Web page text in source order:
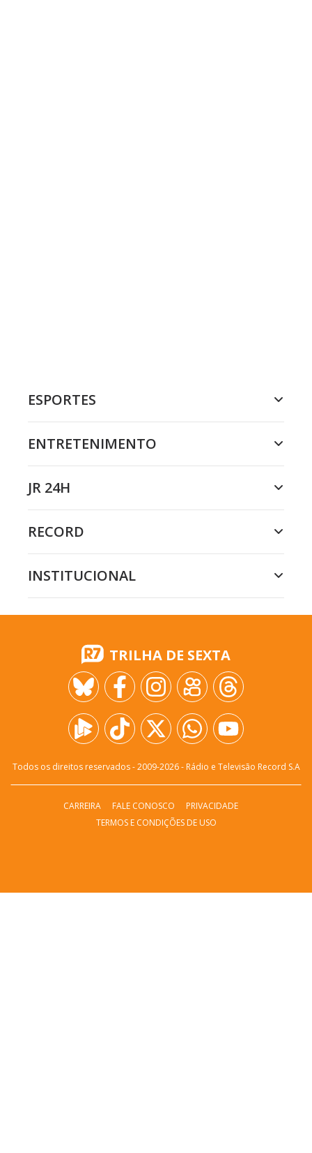
ESPORTES
ENTRETENIMENTO
JR 24H
RECORD
INSTITUCIONAL
TRILHA DE SEXTA
Todos os direitos reservados - 2009-2026- Rádio e Televisão Record S.A
CARREIRA FALE CONOSCO
PRIVACIDADE
TERMOS E CONDIÇÕES DE USO